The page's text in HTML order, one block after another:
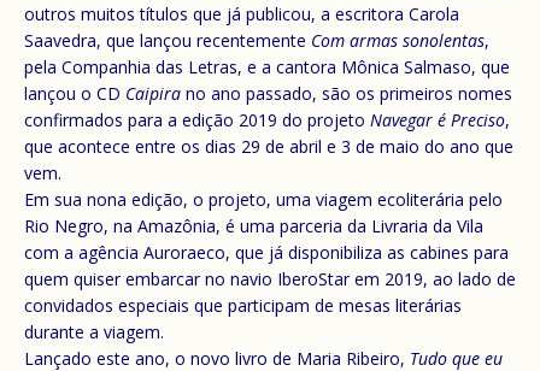
outros muitos títulos que já publicou, a escritora Carola
Saavedra, que lançou recentemente Com armas sonolentas,
pela Companhia das Letras, e a cantora Mônica Salmaso, que
lançou o CD Caipira no ano passado, são os primeiros nomes
confirmados para a edição 2019 do projeto Navegar é Preciso,
que acontece entre os dias 29 de abril e 3 de maio do ano que
vem.
Em sua nona edição, o projeto, uma viagem ecoliterária pelo
Rio Negro, na Amazônia, é uma parceria da Livraria da Vila
com a agência Auroraeco, que já disponibiliza as cabines para
quem quiser embarcar no navio IberoStar em 2019, ao lado de
convidados especiais que participam de mesas literárias
durante a viagem.
Lançado este ano, o novo livro de Maria Ribeiro, Tudo que eu